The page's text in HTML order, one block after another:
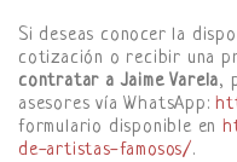
Si deseas conocer la
cotización o recibir una
contratar a Jaime Varela,
asesores vía WhatsApp:
formulario disponible en
de-artistas-famosos/.